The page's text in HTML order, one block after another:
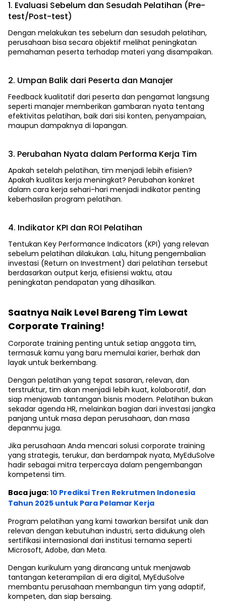
1. Evaluasi Sebelum dan Sesudah Pelatihan (Pre-
test/Post-test)
Dengan melakukan tes sebelum dan sesudah pelatihan,
perusahaan bisa secara objektif melihat peningkatan
pemahaman peserta terhadap materi yang disampaikan.
2. Umpan Balik dari Peserta dan Manajer
Feedback kualitatif dari peserta dan pengamat langsung
seperti manajer memberikan gambaran nyata tentang
efektivitas pelatihan, baik dari sisi konten, penyampaian,
maupun dampaknya di lapangan.
3. Perubahan Nyata dalam Performa Kerja Tim
Apakah setelah pelatihan, tim menjadi lebih efisien?
Apakah kualitas kerja meningkat? Perubahan konkret
dalam cara kerja sehari-hari menjadi indikator penting
keberhasilan program pelatihan.
4. Indikator KPI dan ROI Pelatihan
Tentukan Key Performance Indicators (KPI) yang relevan
sebelum pelatihan dilakukan. Lalu, hitung pengembalian
investasi (Return on Investment) dari pelatihan tersebut
berdasarkan output kerja, efisiensi waktu, atau
peningkatan pendapatan yang dihasilkan.
Saatnya Naik Level Bareng Tim Lewat
Corporate Training!
Corporate training penting untuk setiap anggota tim,
termasuk kamu yang baru memulai karier, berhak dan
layak untuk berkembang.
Dengan pelatihan yang tepat sasaran, relevan, dan
terstruktur, tim akan menjadi lebih kuat, kolaboratif, dan
siap menjawab tantangan bisnis modern. Pelatihan bukan
sekadar agenda HR, melainkan bagian dari investasi jangka
panjang untuk masa depan perusahaan, dan masa
depanmu juga.
Jika perusahaan Anda mencari solusi corporate training
yang strategis, terukur, dan berdampak nyata, MyEduSolve
hadir sebagai mitra terpercaya dalam pengembangan
kompetensi tim.
Baca juga:10 Prediksi Tren Rekrutmen Indonesia
Tahun 2025 untuk Para Pelamar Kerja
Program pelatihan yang kami tawarkan bersifat unik dan
relevan dengan kebutuhan industri, serta didukung oleh
sertifikasi internasional dari institusi ternama seperti
Microsoft, Adobe, dan Meta.
Dengan kurikulum yang dirancang untuk menjawab
tantangan keterampilan di era digital, MyEduSolve
membantu perusahaan membangun tim yang adaptif,
kompeten, dan siap bersaing.